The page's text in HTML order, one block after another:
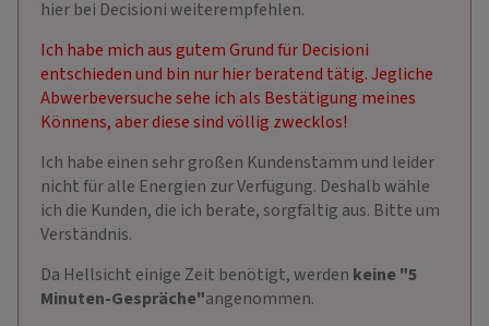
hier bei Decisioni weiterempfehlen.
Ich habe mich aus gutem Grund für Decisioni
entschieden und bin nur hier beratend tätig. Jegliche
Abwerbeversuche sehe ich als Bestätigung meines
Könnens, aber diese sind völlig zwecklos!
Ich habe einen sehr großen Kundenstamm und leider
nicht für alle Energien zur Verfügung. Deshalb wähle
ich die Kunden, die ich berate, sorgfältig aus. Bitte um
Verständnis.
Da Hellsicht einige Zeit benötigt, werden keine "5
Minuten-Gespräche"angenommen.